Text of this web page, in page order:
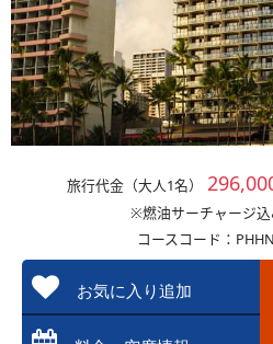
旅行代金（大人1名）
※燃油サーチャージ
コースコード：
お気に入り追加